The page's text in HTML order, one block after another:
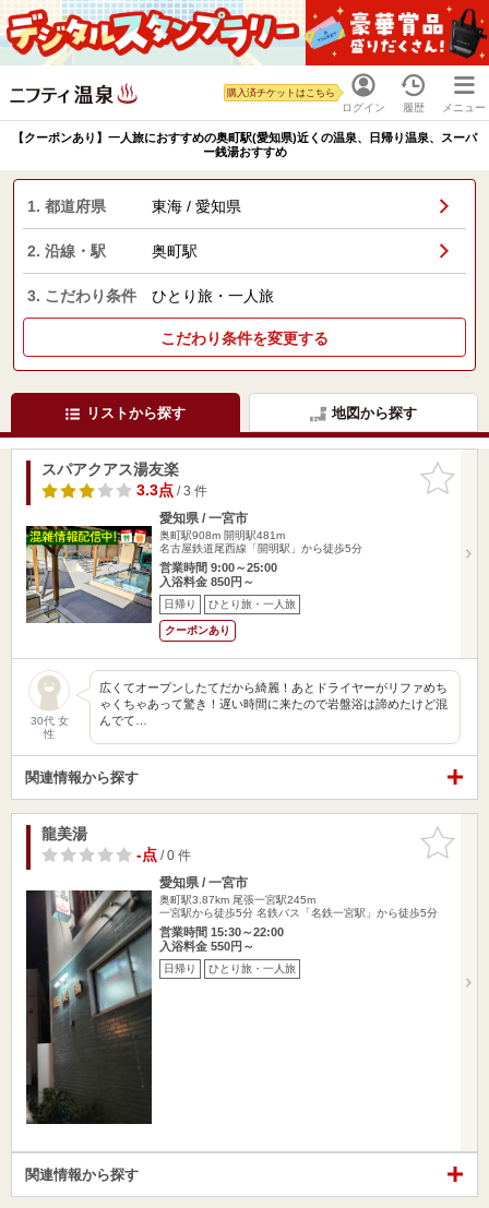
ログイン
購入済チケットはこちら
履歴 メニュー
【クーポンあり】一人旅におすすめの奥町駅(愛知県)近くの温泉、日帰り温泉、スーパ
ー銭湯おすすめ
1. 都道府県 東海 / 愛知県
2. 沿線・駅 奥町駅
3. こだわり条件 ひとり旅・一人旅
こだわり条件を変更する
リストから探す 地図から探す
お気に入
りに追加
スパアクアス湯友楽
3.3点/ 3 件
愛知県 / 一宮市
奥町駅908m 開明駅481m
名古屋鉄道尾西線「開明駅」から徒歩5分
営業時間 9:00～25:00
入浴料金 850円～
日帰り ひとり旅・一人旅
クーポンあり
30代 女
性
広くてオープンしたてだから綺麗！あとドライヤーがリファめち
ゃくちゃあって驚き！遅い時間に来たので岩盤浴は諦めたけど混
んでて…
関連情報から探す
お気に入
りに追加
龍美湯
-点/ 0 件
愛知県 / 一宮市
奥町駅3.87km 尾張一宮駅245m
一宮駅から徒歩5分 名鉄バス「名鉄一宮駅」から徒歩5分
営業時間 15:30～22:00
入浴料金 550円～
日帰り ひとり旅・一人旅
関連情報から探す